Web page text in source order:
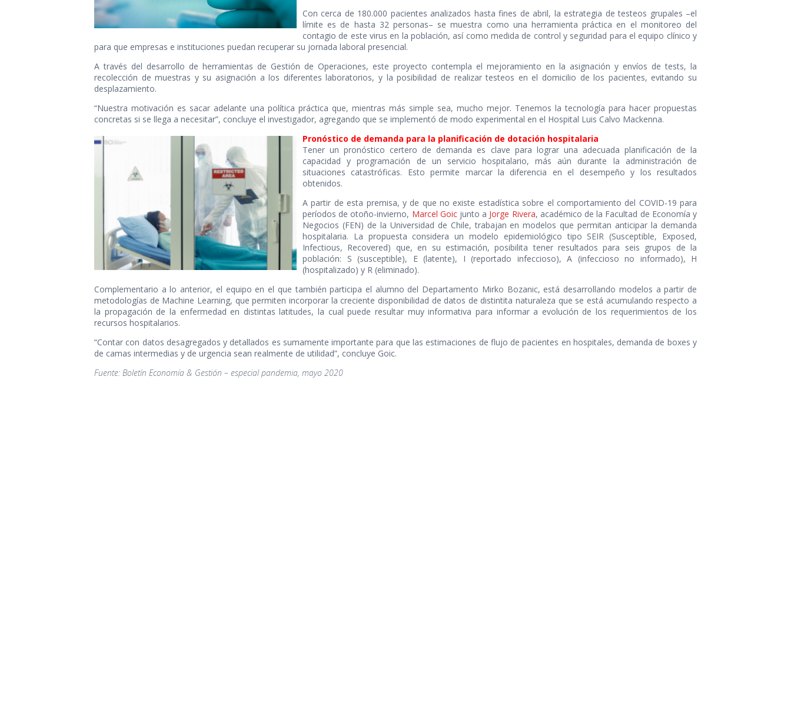
Con cerca de 180.000 pacientes analizados hasta fines de abril, la estrategia de testeos grupales –el
límite es de hasta 32 personas– se muestra como una herramienta práctica en el monitoreo del
contagio de este virus en la población, así como medida de control y seguridad para el equipo clínico y
para que empresas e instituciones puedan recuperar su jornada laboral presencial.
A través del desarrollo de herramientas de Gestión de Operaciones, este proyecto contempla el mejoramiento en la asignación y envíos de tests, la
recolección de muestras y su asignación a los diferentes laboratorios, y la posibilidad de realizar testeos en el domicilio de los pacientes, evitando su
desplazamiento.
“Nuestra motivación es sacar adelante una política práctica que, mientras más simple sea, mucho mejor. Tenemos la tecnología para hacer propuestas
concretas si se llega a necesitar”, concluye el investigador, agregando que se implementó de modo experimental en el Hospital Luis Calvo Mackenna.
Pronóstico de demanda para la planificación de dotación hospitalaria
Tener un pronóstico certero de demanda es clave para lograr una adecuada planificación de la
capacidad y programación de un servicio hospitalario, más aún durante la administración de
situaciones catastróficas. Esto permite marcar la diferencia en el desempeño y los resultados
obtenidos.
A partir de esta premisa, y de que no existe estadística sobre el comportamiento del COVID-19 para
períodos de otoño-invierno, Marcel Goicjunto a Jorge Rivera, académico de la Facultad de Economía y
Negocios (FEN) de la Universidad de Chile, trabajan en modelos que permitan anticipar la demanda
hospitalaria. La propuesta considera un modelo epidemiológico tipo SEIR (Susceptible, Exposed,
Infectious, Recovered) que, en su estimación, posibilita tener resultados para seis grupos de la
población: S (susceptible), E (latente), I (reportado infeccioso), A (infeccioso no informado), H
(hospitalizado) y R (eliminado).
Complementario a lo anterior, el equipo en el que también participa el alumno del Departamento Mirko Bozanic, está desarrollando modelos a partir de
metodologías de Machine Learning, que permiten incorporar la creciente disponibilidad de datos de distintita naturaleza que se está acumulando respecto a
la propagación de la enfermedad en distintas latitudes, la cual puede resultar muy informativa para informar a evolución de los requerimientos de los
recursos hospitalarios.
“Contar con datos desagregados y detallados es sumamente importante para que las estimaciones de flujo de pacientes en hospitales, demanda de boxes y
de camas intermedias y de urgencia sean realmente de utilidad”, concluye Goic.
Fuente: Boletín Economía & Gestión – especial pandemia, mayo 2020